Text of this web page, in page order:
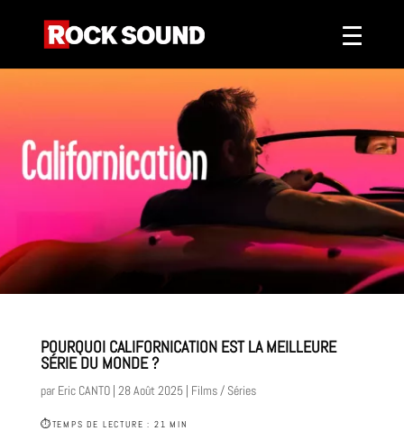
POURQUOI CALIFORNICATION EST LA MEILLEURE
SÉRIE DU MONDE ?
par Eric CANTO| 28 Août 2025| Films / Séries
⏱TEMPS DE LECTURE : 21 MIN